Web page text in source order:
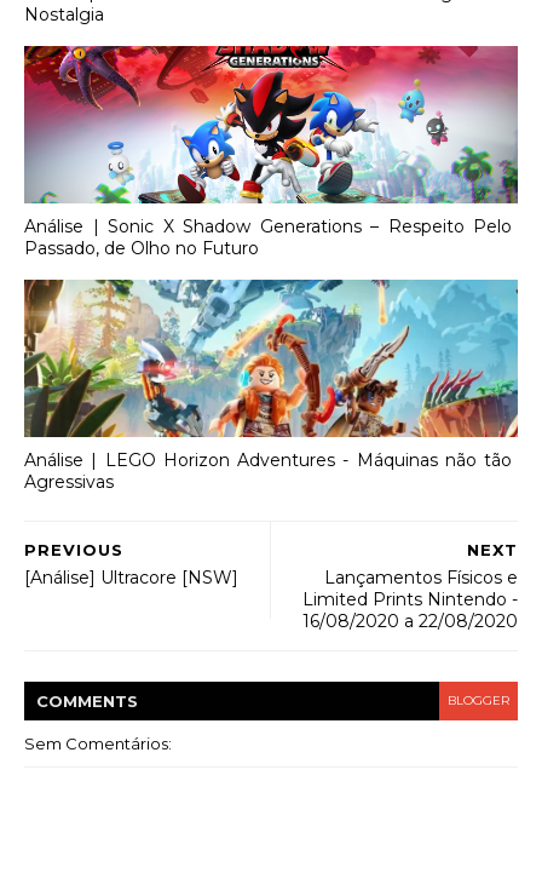
Nostalgia
Análise | Sonic X Shadow Generations – Respeito Pelo
Passado, de Olho no Futuro
Análise | LEGO Horizon Adventures - Máquinas não tão
Agressivas
NEXT
Lançamentos Físicos e
Limited Prints Nintendo -
16/08/2020 a 22/08/2020
PREVIOUS
[Análise] Ultracore [NSW]
COMMENTS BLOGGER
Sem Comentários: